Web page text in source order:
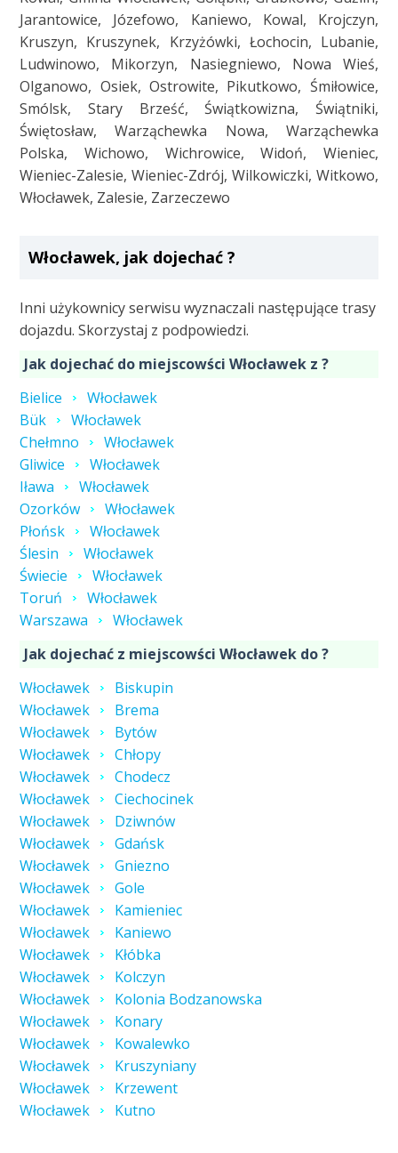
Jarantowice, Józefowo, Kaniewo, Kowal, Krojczyn,
Kruszyn, Kruszynek, Krzyżówki, Łochocin, Lubanie,
Ludwinowo, Mikorzyn, Nasiegniewo, Nowa Wieś,
Olganowo, Osiek, Ostrowite, Pikutkowo, Śmiłowice,
Smólsk, Stary Brześć, Świątkowizna, Świątniki,
Świętosław, Warząchewka Nowa, Warząchewka
Polska, Wichowo, Wichrowice, Widoń, Wieniec,
Wieniec-Zalesie, Wieniec-Zdrój, Wilkowiczki, Witkowo,
Włocławek, Zalesie, Zarzeczewo
Włocławek, jak dojechać ?
Inni użykownicy serwisu wyznaczali następujące trasy
dojazdu. Skorzystaj z podpowiedzi.
Jak dojechać do miejscowści Włocławek z ?
Bielice
Włocławek
Bük
Włocławek
Chełmno
Włocławek
Gliwice
Włocławek
Iława
Włocławek
Ozorków
Włocławek
Płońsk
Włocławek
Ślesin
Włocławek
Świecie
Włocławek
Toruń
Włocławek
Warszawa
Włocławek
Jak dojechać z miejscowści Włocławek do ?
Włocławek
Biskupin
Włocławek
Brema
Włocławek
Bytów
Włocławek
Chłopy
Włocławek
Chodecz
Włocławek
Ciechocinek
Włocławek
Dziwnów
Włocławek
Gdańsk
Włocławek
Gniezno
Włocławek
Gole
Włocławek
Kamieniec
Włocławek
Kaniewo
Włocławek
Kłóbka
Włocławek
Kolczyn
Włocławek
Kolonia Bodzanowska
Włocławek
Konary
Włocławek
Kowalewko
Włocławek
Kruszyniany
Włocławek
Krzewent
Włocławek
Kutno